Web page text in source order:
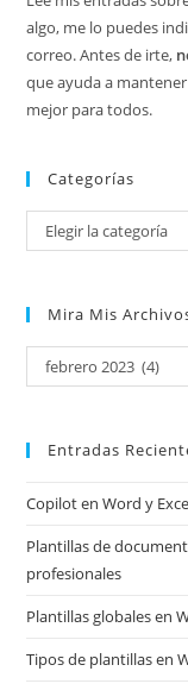
algo, me lo puedes
correo. Antes de irte,
que ayuda a
mejor para todos.
Categorías
Categorías
Elegir la categoría
Mira Mis
Mira
mis
febrero 2023 (4)
Entradas
Copilot en Word y
Plantillas de
profesionales
Plantillas globales en
Tipos de plantillas en